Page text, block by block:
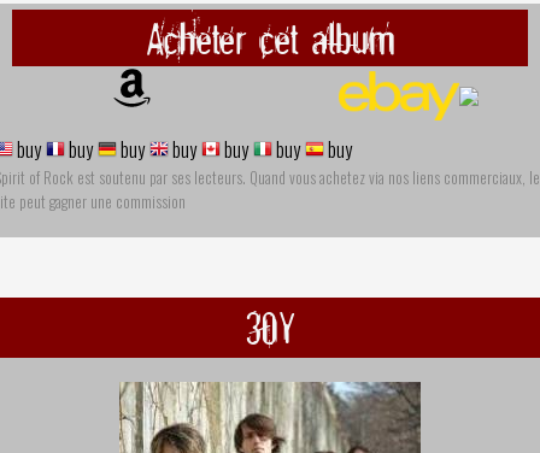
Acheter cet album
buy buy buy buy buy buy buy
of Rock est soutenu par ses lecteurs. Quand vous achetez via nos liens commerciaux, le
peut gagner une commission
30Y